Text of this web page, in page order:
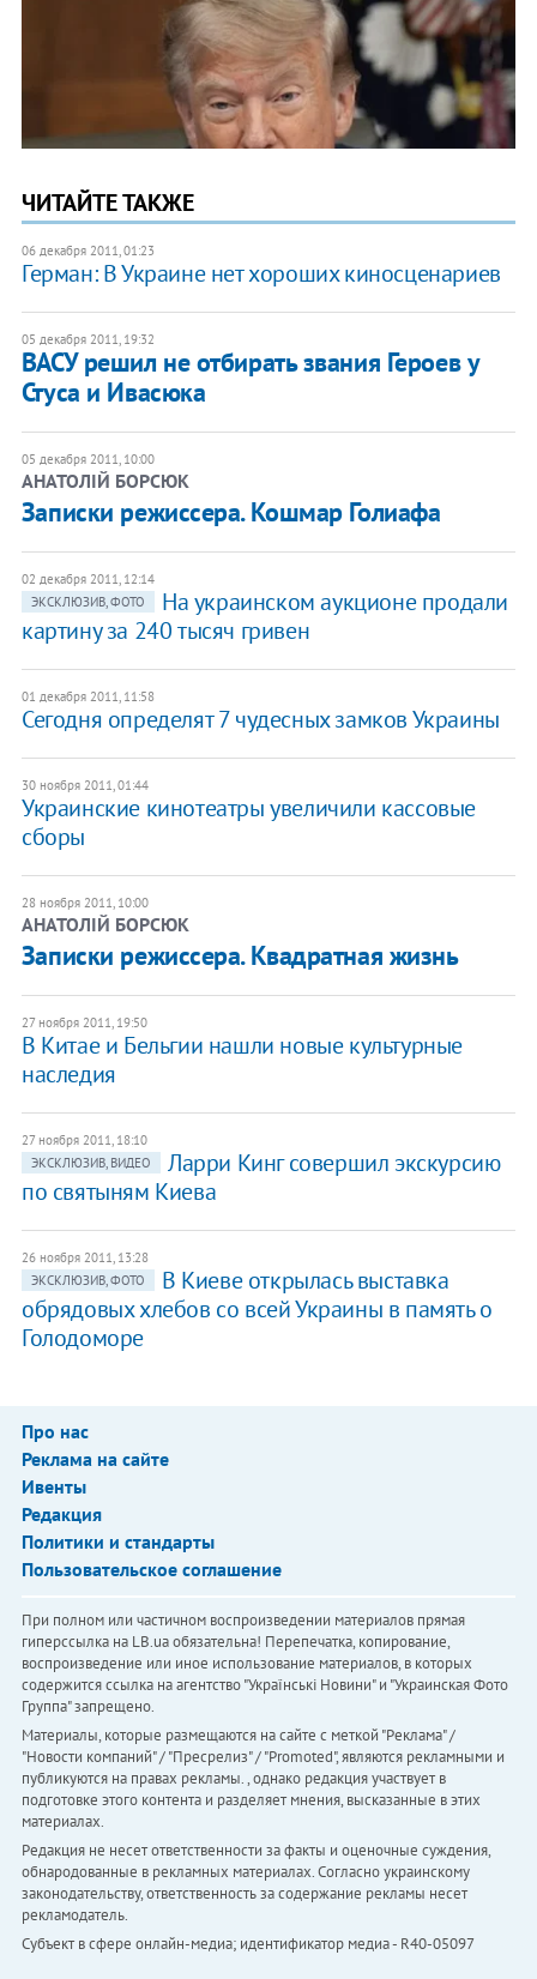
ЧИТАЙТЕ ТАКЖЕ
06 декабря 2011, 01:23
​Герман: В Украине нет хороших киносценариев
05 декабря 2011, 19:32
ВАСУ решил не отбирать звания Героев у
Стуса и Ивасюка
05 декабря 2011, 10:00
АНАТОЛІЙ БОРСЮК
Записки режиссера. Кошмар Голиафа
02 декабря 2011, 12:14
ЭКСКЛЮЗИВ, ФОТО
На украинском аукционе продали
картину за 240 тысяч гривен
01 декабря 2011, 11:58
Сегодня определят 7 чудесных замков Украины
30 ноября 2011, 01:44
​Украинские кинотеатры увеличили кассовые
сборы
28 ноября 2011, 10:00
АНАТОЛІЙ БОРСЮК
Записки режиссера. Квадратная жизнь
27 ноября 2011, 19:50
В Китае и Бельгии нашли новые культурные
наследия
27 ноября 2011, 18:10
ЭКСКЛЮЗИВ, ВИДЕО
Ларри Кинг совершил экскурсию
по святыням Киева
26 ноября 2011, 13:28
ЭКСКЛЮЗИВ, ФОТО
В Киеве открылась выставка
обрядовых хлебов со всей Украины в память о
Голодоморе
Про нас
Реклама на сайте
Ивенты
Редакция
Политики и стандарты
Пользовательское соглашение
При полном или частичном воспроизведении материалов прямая
гиперссылка на LB.ua обязательна! Перепечатка, копирование,
воспроизведение или иное использование материалов, в которых
содержится ссылка на агентство "Українськi Новини" и "Украинская Фото
Группа" запрещено.
Материалы, которые размещаются на сайте с меткой "Реклама" /
"Новости компаний" / "Пресрелиз" / "Promoted", являются рекламными и
публикуются на правах рекламы. , однако редакция участвует в
подготовке этого контента и разделяет мнения, высказанные в этих
материалах.
Редакция не несет ответственности за факты и оценочные суждения,
обнародованные в рекламных материалах. Согласно украинскому
законодательству, ответственность за содержание рекламы несет
рекламодатель.
Субъект в сфере онлайн-медиа; идентификатор медиа - R40-05097